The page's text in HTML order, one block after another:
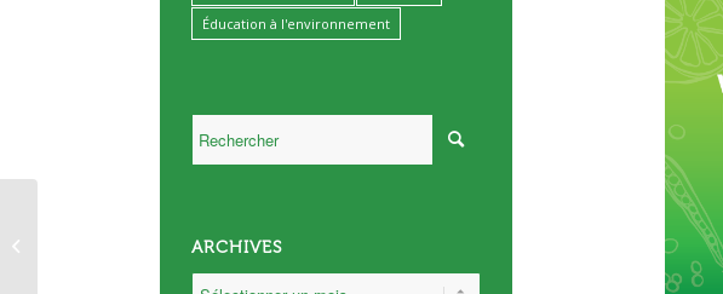
Éducation à l'environnement
ARCHIVES
Fertiles Rencontres de